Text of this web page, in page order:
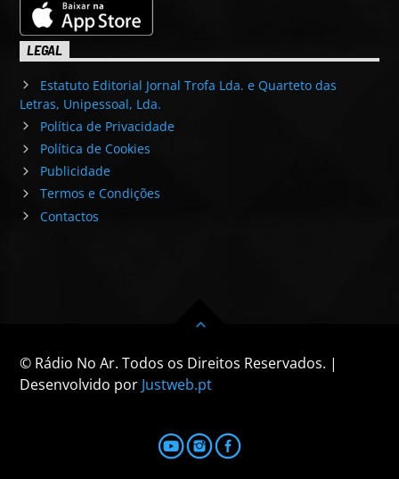
LEGAL
Estatuto Editorial Jornal Trofa Lda. e Quarteto das
Letras, Unipessoal, Lda.
Política de Privacidade
Política de Cookies
Publicidade
Termos e Condições
Contactos
© Rádio No Ar. Todos os Direitos Reservados. |
Desenvolvido por Justweb.pt